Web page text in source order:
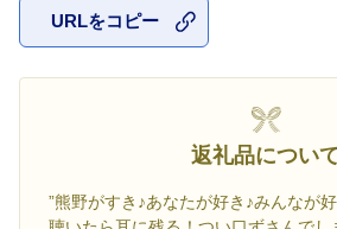
URLをコピー
返礼品につい
”熊野がすき♪あなたが好き♪みんなが